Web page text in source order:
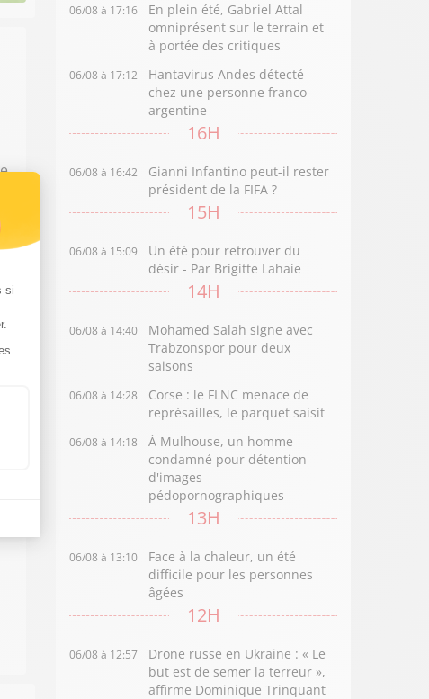
06/08 à 17:16
En plein été, Gabriel Attal
omniprésent sur le terrain et
à portée des critiques
06/08 à 17:12
Hantavirus Andes détecté
chez une personne franco-
argentine
16H
06/08 à 16:42
Gianni Infantino peut-il rester
président de la FIFA ?
15H
06/08 à 15:09
Un été pour retrouver du
désir - Par Brigitte Lahaie
14H
06/08 à 14:40
Mohamed Salah signe avec
Trabzonspor pour deux
saisons
06/08 à 14:28
Corse : le FLNC menace de
représailles, le parquet saisit
06/08 à 14:18
À Mulhouse, un homme
condamné pour détention
d'images
pédopornographiques
13H
06/08 à 13:10
Face à la chaleur, un été
difficile pour les personnes
âgées
12H
06/08 à 12:57
Drone russe en Ukraine : « Le
but est de semer la terreur »,
affirme Dominique Trinquant